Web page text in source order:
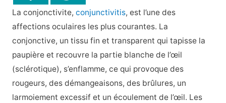
La conjonctivite, conjunctivitis, est l’une des
affections oculaires les plus courantes. La
conjonctive, un tissu fin et transparent qui tapisse la
paupière et recouvre la partie blanche de l’œil
(sclérotique), s’enflamme, ce qui provoque des
rougeurs, des démangeaisons, des brûlures, un
larmoiement excessif et un écoulement de l’œil. Les